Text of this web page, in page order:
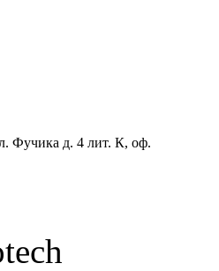
Фучика д. 4 лит. К, оф.